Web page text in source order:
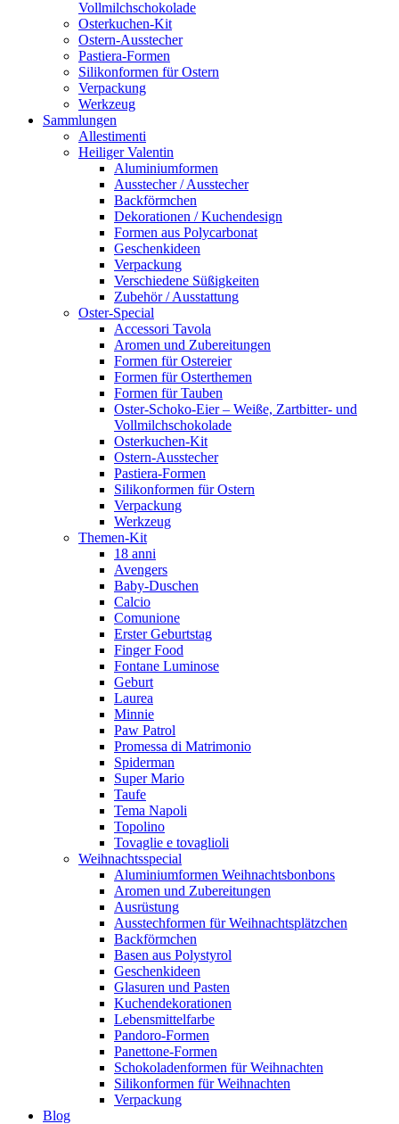
Vollmilchschokolade
Osterkuchen-Kit
Ostern-Ausstecher
Pastiera-Formen
Silikonformen für Ostern
Verpackung
Werkzeug
Sammlungen
Allestimenti
Heiliger Valentin
Aluminiumformen
Ausstecher / Ausstecher
Backförmchen
Dekorationen / Kuchendesign
Formen aus Polycarbonat
Geschenkideen
Verpackung
Verschiedene Süßigkeiten
Zubehör / Ausstattung
Oster-Special
Accessori Tavola
Aromen und Zubereitungen
Formen für Ostereier
Formen für Osterthemen
Formen für Tauben
Oster-Schoko-Eier – Weiße, Zartbitter- und
Vollmilchschokolade
Osterkuchen-Kit
Ostern-Ausstecher
Pastiera-Formen
Silikonformen für Ostern
Verpackung
Werkzeug
Themen-Kit
18 anni
Avengers
Baby-Duschen
Calcio
Comunione
Erster Geburtstag
Finger Food
Fontane Luminose
Geburt
Laurea
Minnie
Paw Patrol
Promessa di Matrimonio
Spiderman
Super Mario
Taufe
Tema Napoli
Topolino
Tovaglie e tovaglioli
Weihnachtsspecial
Aluminiumformen Weihnachtsbonbons
Aromen und Zubereitungen
Ausrüstung
Ausstechformen für Weihnachtsplätzchen
Backförmchen
Basen aus Polystyrol
Geschenkideen
Glasuren und Pasten
Kuchendekorationen
Lebensmittelfarbe
Pandoro-Formen
Panettone-Formen
Schokoladenformen für Weihnachten
Silikonformen für Weihnachten
Verpackung
Blog